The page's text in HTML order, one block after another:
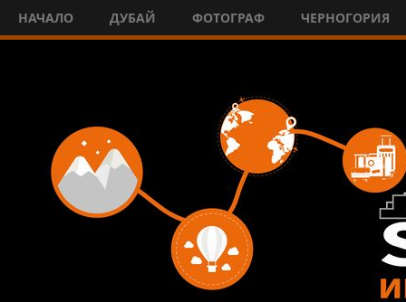
НАЧАЛО ДУБАЙ ФОТОГРАФ ЧЕРНОГОРИЯ